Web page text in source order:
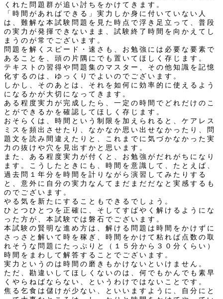
くれた問題群が追い討ちをかけてきます。
「時間があればできる」実力しか身に付いていない人
は、難解な本試験問題を見た時点で浮き足立って、普段
の実力が発揮できないまま、試験終了時間を向かえてし
まうのが常でございます。
問題を解くスピード・速さも、お勉強には必要な要素で
あることを、頭の片隅にでも置いてほしく存じます。
テキストの習得や問題集のマスター、その他知識を記憶
化するのは、ゆっくりでよいのでございます。
しかし、そのあとは、それを如何に効率的に使えるよう
になるかが大切になってきます。
ある程度実力が完成したら、一定の時間でどれだけのこ
とができるかを確認してほしく存じます。
おそらくは、時間という制限を加えられると、ケアレス
ミスを頻出させたり、なかなか思い出せなかったり、問
題文を読み間違えたりと、これまでに気づかなかった実
力の抜けや穴を見出すかと思います。
また、ある程度実力が付くと、お勉強がだれがちになり
ます。こうしたときにも、時間を意識して、たとえば、
過去問１年分を時間を計りながら演習してみたりする
と、意外に自分の実力なんてまだまだだなと実感するも
のでございます。
やる気を新たにすることもできるでしょう。
ひとつひとつを正確に、そしてすばやく解けるようにな
った方が、本試験では磐石でございます。
本試験の賢明な進め方は、解ける問題は時間をかけずに
さっさと解いて時を稼ぎ、時間をかけて粘れば点数の取
れそうな問題にたっぷりと（１５分から３０分くらい）
時間をまわして解答することでございます。
実力というのは時間の磨きもかけないといけません。
ただ、勘違いしてほしくないのは、何でもかんでも素早
くやらねばならない、というわけではないことです。
焦る乞食は儲けが少ない、といいますように、自分にと